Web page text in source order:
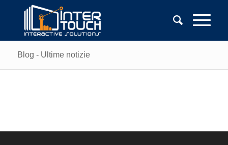
Blog - Ultime notizie